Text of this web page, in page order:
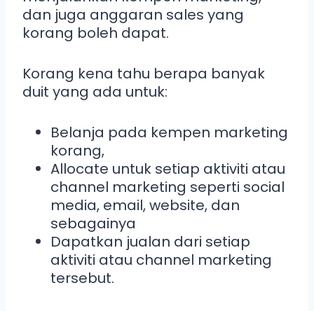
dan juga anggaran sales yang
korang boleh dapat.
Korang kena tahu berapa banyak
duit yang ada untuk:
Belanja pada kempen marketing
korang,
Allocate untuk setiap aktiviti atau
channel marketing seperti social
media, email, website, dan
sebagainya
Dapatkan jualan dari setiap
aktiviti atau channel marketing
tersebut.